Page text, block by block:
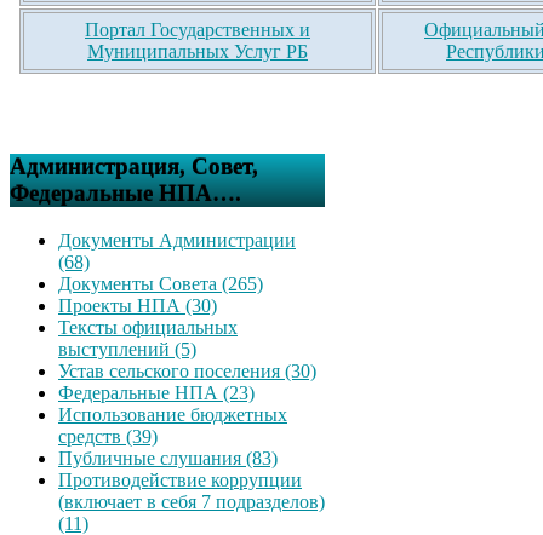
Портал Государственных и
Муниципальных Услуг РБ
Официальный
Администрация, Совет,
Федеральные НПА….
Документы Администрации
(68)
Документы Совета (265)
Проекты НПА (30)
Тексты официальных
выступлений (5)
Устав сельского поселения (30)
Федеральные НПА (23)
Использование бюджетных
средств (39)
Публичные слушания (83)
Противодействие коррупции
(включает в себя 7 подразделов)
(11)